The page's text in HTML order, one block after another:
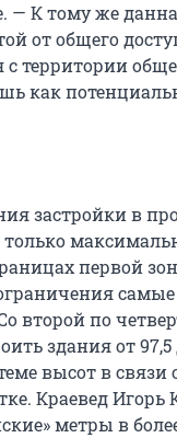
— К тому же
от общего
территории
как
застройки в
первой
второй по
здания от 97,5
высот в связи
Краевед Игорь
метры в